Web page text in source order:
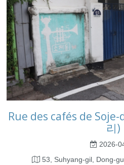
Rue des cafés de Soje-
리)
2026-
53, Suhyang-gil, Dong-